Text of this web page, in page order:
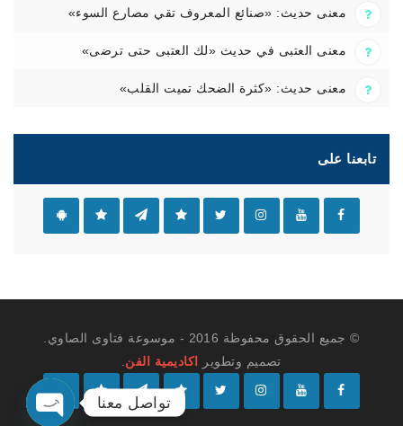
معنى حديث: «صنائع المعروف تقي مصارع السوء»
معنى العتبى في حديث «لك العتبى حتى ترضى»
معنى حديث: «كثرة الضحك تميت القلب»
تابعنا على
© جميع الحقوق محفوظة 2016 - موسوعة فتاوى الصاوي.
تصميم وتطوير
اكاديمية الفن
تواصل معنا